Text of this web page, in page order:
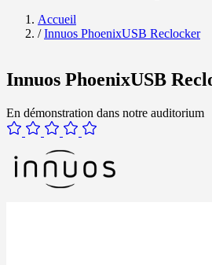
Accueil
/ Innuos PhoenixUSB Reclocker
Innuos PhoenixUSB
En démonstration dans notre auditorium